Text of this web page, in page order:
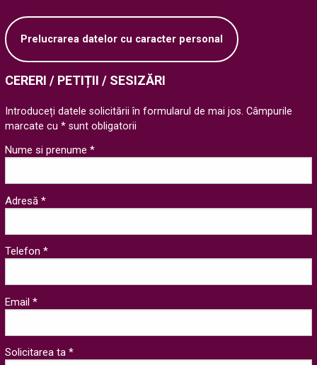
Prelucrarea datelor cu caracter personal
CERERI / PETIȚII / SESIZĂRI
Introduceți datele solicitării în formularul de mai jos. Câmpurile
marcate cu * sunt obligatorii
Nume si prenume *
Adresă *
Telefon *
Email *
Solicitarea ta *